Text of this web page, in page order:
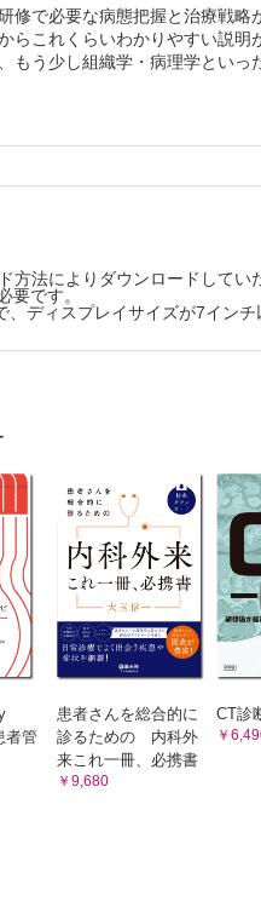
弘】
行】
，藥師寺祐介】
修で必要な病態把握と治療戦
これくらいわかりやすい説明
もう少し組織学・病理学とい
法によりダウンロードしてい
です。
ディスプレイサイズが7インチ
者管
患者さんを総合的に
診るための 内科外
来これ一冊、必携書
￥9,680
CT診
￥